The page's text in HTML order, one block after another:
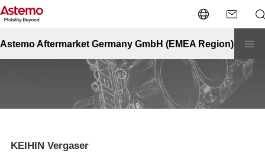
Astemo Aftermarket Germany GmbH (EMEA Region)
Site Top
KEIHIN Vergaser